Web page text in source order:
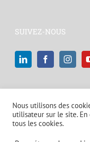
SUIVEZ-NOUS
Nous utilisons des
utilisateur sur le site.
tous les cookies.